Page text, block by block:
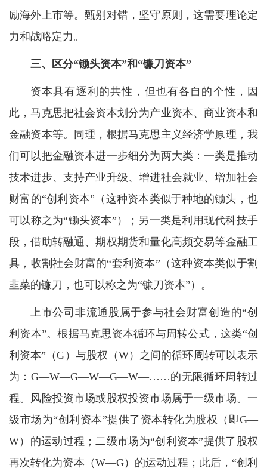
励海外上市等。甄别对错，坚守原则，这需要理论定
力和战略定力。
三、区分“锄头资本”和“镰刀资本”
资本具有逐利的共性，但也有各自的个性，因
此，马克思把社会资本划分为产业资本、商业资本和
金融资本等。同理，根据马克思主义经济学原理，我
们可以把金融资本进一步细分为两大类：一类是推动
技术进步、支持产业升级、增进社会就业、增加社会
财富的“创利资本”（这种资本类似于种地的锄头，也
可以称之为“锄头资本”）；另一类是利用现代科技手
段，借助转融通、期权期货和量化高频交易等金融工
具，收割社会财富的“套利资本”（这种资本类似于割
韭菜的镰刀，也可以称之为“镰刀资本”）。
上市公司非流通股属于参与社会财富创造的“创
利资本”。根据马克思资本循环与周转公式，这类“创
利资本”（G）与股权（W）之间的循环周转可以表示
为：G—W—G—W—G—W—……的无限循环周转过
程。风险投资市场或股权投资市场属于一级市场。一
级市场为“创利资本”提供了资本转化为股权（即G—
W）的运动过程；二级市场为“创利资本”提供了股权
再次转化为资本（W—G）的运动过程；此后，“创利